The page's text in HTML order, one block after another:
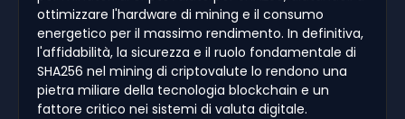
ottimizzare l'hardware di mining e il consumo
energetico per il massimo rendimento. In definitiva,
l'affidabilità, la sicurezza e il ruolo fondamentale di
SHA256 nel mining di criptovalute lo rendono una
pietra miliare della tecnologia blockchain e un
fattore critico nei sistemi di valuta digitale.